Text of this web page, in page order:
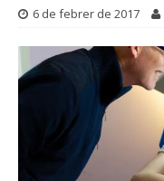
6 de febrer de 2017